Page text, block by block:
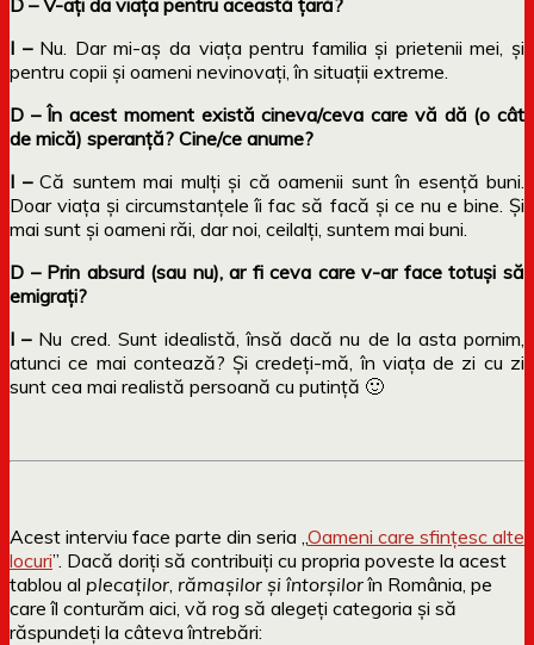
I –Nu. Dar mi-aș da viața pentru familia și prietenii mei, și
pentru copii și oameni nevinovați, în situații extreme.
D – În acest moment există cineva/ceva care vă dă (o cât
de mică) speranță? Cine/ce anume?
I –Că suntem mai mulți și că oamenii sunt în esență buni.
Doar viața și circumstanțele îi fac să facă și ce nu e bine. Și
mai sunt și oameni răi, dar noi, ceilalți, suntem mai buni.
D – Prin absurd (sau nu), ar fi ceva care v-ar face totuși să
emigrați?
I –Nu cred. Sunt idealistă, însă dacă nu de la asta pornim,
atunci ce mai contează? Și credeți-mă, în viața de zi cu zi
sunt cea mai realistă persoană cu putință 🙂
Acest interviu face parte din seria „ Oameni care sfințesc alte
locuri”. Dacă doriți să contribuiți cu propria poveste la acest
tablou al plecaților rămașilor și întorșilorîn România, pe
care îl conturăm aici, vă rog să alegeți categoria și să
răspundeți la câteva întrebări: